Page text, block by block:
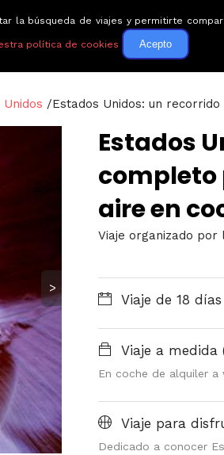
Circuitos Guías
/Estados Unidos: un
>
Estados
completo
aire en
Viaje organizado por
Viaje de 18 días
Viaje a medida
En coche de alquiler a
Viaje para
Dedicado a conocer
la búsqueda de viajes y permitirte
política de cookies Acepto